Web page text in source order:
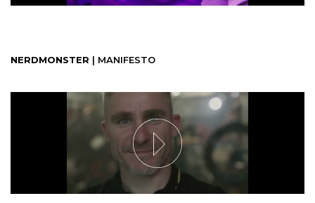
NERDMONSTER | MANIFESTO